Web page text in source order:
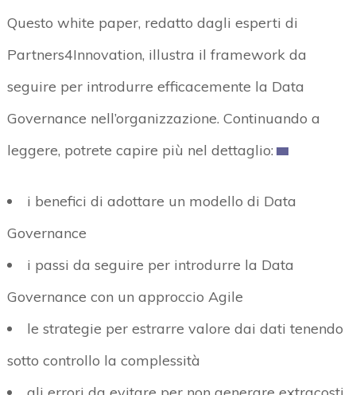
Questo white paper, redatto dagli esperti di
Partners4Innovation, illustra il framework da
seguire per introdurre efficacemente la Data
Governance nell’organizzazione. Continuando a
leggere, potrete capire più nel dettaglio:
i benefici di adottare un modello di Data
Governance
i passi da seguire per introdurre la Data
Governance con un approccio Agile
le strategie per estrarre valore dai dati tenendo
sotto controllo la complessità